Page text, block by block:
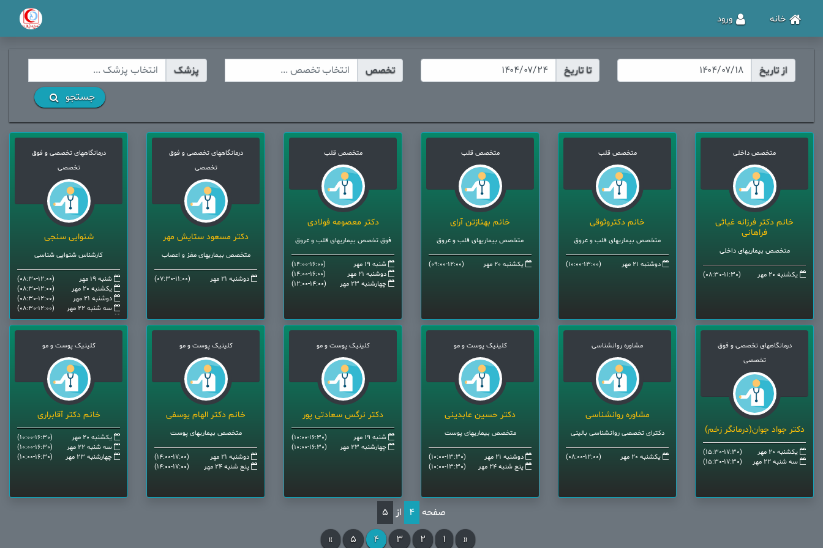
خانه ورود
از تاریخ تا تاریخ تخصص
پزشک
جستجو
متخصص داخلی
خانم دکتر فرزانه غیاثی
فراهانی
متخصص بیماریهای داخلی
یکشنبه 20 مهر (08:30-11:30)
متخصص قلب
خانم دکتروثوقی
متخصص بیماریهای قلب و عروق
دوشنبه 21 مهر (10:00-13:00)
متخصص قلب
خانم بهنازتن آرای
متخصص بیماریهای قلب و عروق
یکشنبه 20 مهر (09:00-12:00)
متخصص قلب
دکتر معصومه فولادی
فوق تخصص بیماریهای قلب و عروق
شنبه 19 مهر
(14:00-16:00)
دوشنبه 21 مهر
(14:00-16:00)
چهارشنبه 23 مهر
(12:00-14:00)
درمانگاههای تخصصی و فوق
تخصصی
دکتر مسعود ستایش مهر
متخصص بیماریهای مغز و اعصاب
دوشنبه 21 مهر (07:30-11:00)
درمانگاههای تخصصی و فوق
تخصصی
شنوایی سنجی
کارشناس شنوایی شناسی
شنبه 19 مهر
(08:30-12:00)
یکشنبه 20 مهر
(08:30-12:00)
دوشنبه 21 مهر
(08:30-12:00)
سه شنبه 22 مهر
(08:30-12:00)
چهارشنبه 23 مهر
(08:30-12:00)
پنج شنبه 24 مهر
(08:30-12:00)
درمانگاههای تخصصی و فوق
تخصصی
دکتر جواد جوان(درمانگر زخم)
یکشنبه 20 مهر
(15:30-17:30)
سه شنبه 22 مهر
(15:30-17:30)
مشاوره روانشناسی
مشاوره روانشناسی
دکترای تخصصی روانشناسی بالینی
یکشنبه 20 مهر (08:00-12:00)
کلینیک پوست و مو
دکتر حسین عابدینی
متخصص بیماریهای پوست
دوشنبه 21 مهر
(10:00-13:30)
پنج شنبه 24 مهر
(10:00-13:30)
کلینیک پوست و مو
دکتر نرگس سعادتی پور
شنبه 19 مهر
(10:00-16:30)
چهارشنبه 23 مهر
(10:00-16:30)
کلینیک پوست و مو
خانم دکتر الهام یوسفی
متخصص بیماریهای پوست
دوشنبه 21 مهر
(14:00-17:00)
پنج شنبه 24 مهر
(14:00-17:00)
کلینیک پوست و مو
خانم دکتر آقابراری
یکشنبه 20 مهر
(10:00-16:30)
سه شنبه 22 مهر
(10:00-16:30)
چهارشنبه 23 مهر
(10:00-16:30)
صفحه 4 از
5
«
1
2
3
4
5
»